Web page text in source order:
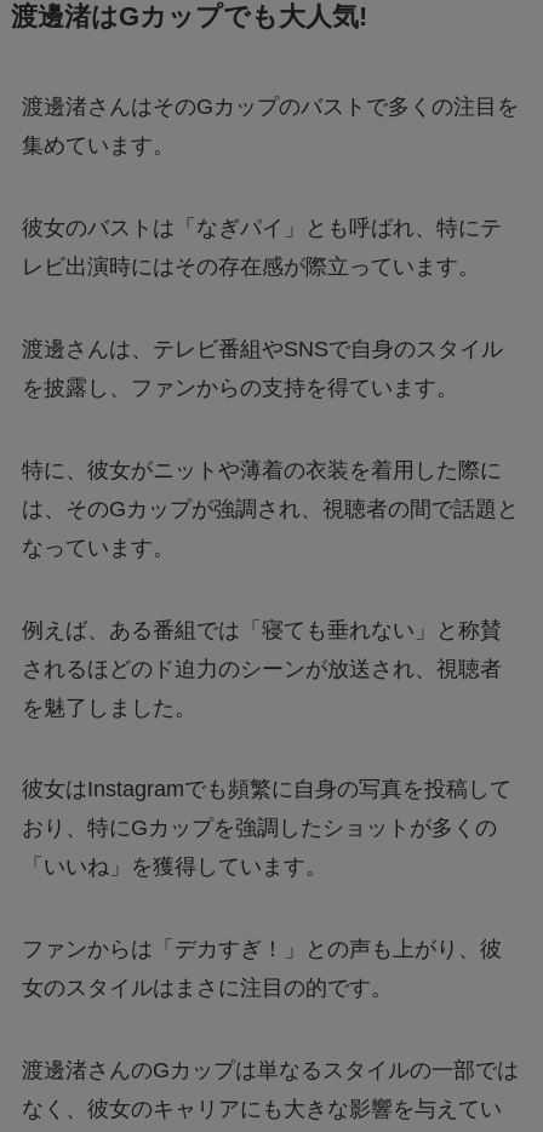
渡邊渚はGカップでも大人気!
渡邊渚さんはそのGカップのバストで多くの注目を
集めています。
彼女のバストは「なぎパイ」とも呼ばれ、特にテ
レビ出演時にはその存在感が際立っています。
渡邊さんは、テレビ番組やSNSで自身のスタイル
を披露し、ファンからの支持を得ています。
特に、彼女がニットや薄着の衣装を着用した際に
は、そのGカップが強調され、視聴者の間で話題と
なっています。
例えば、ある番組では「寝ても垂れない」と称賛
されるほどのド迫力のシーンが放送され、視聴者
を魅了しました。
彼女はInstagramでも頻繁に自身の写真を投稿して
おり、特にGカップを強調したショットが多くの
「いいね」を獲得しています。
ファンからは「デカすぎ！」との声も上がり、彼
女のスタイルはまさに注目の的です。
渡邊渚さんのGカップは単なるスタイルの一部では
なく、彼女のキャリアにも大きな影響を与えてい